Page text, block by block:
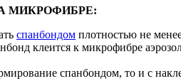
МИКРОФИБРЕ:
спанбондом плотностью не
клеится к микрофибре
спанбондом, то и с